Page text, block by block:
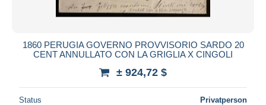
1860 PERUGIA GOVERNO PROVVISORIO SARDO 20
CENT ANNULLATO CON LA GRIGLIA X CINGOLI
± 924,72 $
Status Privatperson